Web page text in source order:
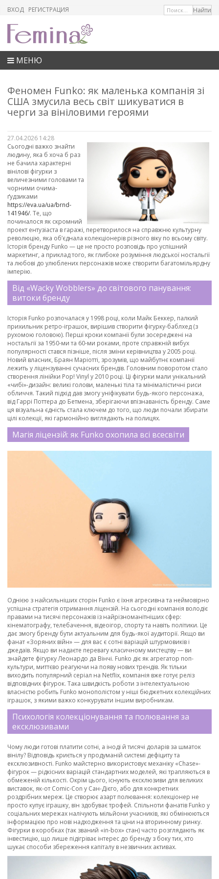
ВХОД РЕГИСТРАЦИЯ
МЕНЮ
Феномен Funko: як маленька компанія зі
США змусила весь світ шикуватися в
черги за вініловими героями
27.04.2026 14:28
Сьогодні важко знайти
людину, яка б хоча б раз
не бачила характерні
вінілові фігурки з
величезними головами та
чорними очима-
ґудзиками
https://eva.ua/ua/brnd-
141946/. Те, що
починалося як скромний
проект ентузіаста в гаражі, перетворилося на справжню культурну
революцію, яка об’єднала колекціонерів різного віку по всьому світу.
Історія бренду Funko — це не просто розповідь про успішний
маркетинг, а приклад того, як глибоке розуміння людської ностальгії
та любові до улюблених персонажів може створити багатомільярдну
імперію.
Від «Wacky Wobblers» до світового панування:
витоки бренду
Історія Funko розпочалася у 1998 році, коли Майк Беккер, палкий
прихильник ретро-іграшок, вирішив створити фігурку-баблхед (з
рухомою головою). Перші кроки компанії були зосереджені на
ностальгії за 1950-ми та 60-ми роками, проте справжній вибух
популярності стався пізніше, після зміни керівництва у 2005 році.
Новий власник, Браян Маріотті, зрозумів, що майбутнє компанії
лежить у ліцензуванні сучасних брендів. Головним поворотом стало
створення лінійки Pop! Vinyl у 2010 році. Ці фігурки мали унікальний
«чибі»-дизайн: великі голови, маленькі тіла та мінімалістичні риси
обличчя. Такий підхід дав змогу уніфікувати будь-якого персонажа,
від Гаррі Поттера до Бетмена, зберігаючи впізнаваність бренду. Саме
ця візуальна єдність стала ключем до того, що люди почали збирати
цілі колекції, які гармонійно виглядають на полицях.
Магія ліцензій: як Funko охопила всі всесвіти
Однією з найсильніших сторін Funko є їхня агресивна та неймовірно
успішна стратегія отримання ліцензій. На сьогодні компанія володіє
правами на тисячі персонажів із найрізноманітніших сфер:
кінематографу, телебачення, відеоігор, спорту та навіть політики. Це
дає змогу бренду бути актуальним для будь-якої аудиторії. Якщо ви
фанат «Зоряних війн» — для вас є сотні варіацій штурмовиків і
джедаїв. Якщо ви надаєте перевагу класичному мистецтву — ви
знайдете фігурку Леонардо да Вінчі. Funko діє як агрегатор поп-
культури, миттєво реагуючи на появу нових трендів. Як тільки
виходить популярний серіал на Netflix, компанія вже готує реліз
відповідних фігурок. Така швидкість роботи з інтелектуальною
власністю робить Funko монополістом у ніші бюджетних колекційних
іграшок, з якими важко конкурувати іншим виробникам.
Психологія колекціонування та полювання за
ексклюзивами
Чому люди готові платити сотні, а іноді й тисячі доларів за шматок
вінілу? Відповідь криється у продуманій системі дефіциту та
ексклюзивності. Funko майстерно використовує механіку «Chase»-
фігурок — рідкісних варіацій стандартних моделей, які трапляються в
обмеженій кількості. Окрім цього, існують ексклюзиви для великих
виставок, як-от Comic-Con у Сан-Дієго, або для конкретних
роздрібних мереж. Це створює азарт полювання: колекціонер не
просто купує іграшку, він здобуває трофей. Спільноти фанатів Funko у
соціальних мережах налічують мільйони учасників, які обмінюються
інформацією про нові надходження та ціни на вторинному ринку.
Фігурки в коробках (так званий «in-box» стан) часто розглядають як
інвестицію, що лише підігріває інтерес до бренду з боку тих, хто
шукає способи збереження капіталу в незвичних активах.